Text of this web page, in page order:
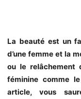
La beauté est un
d’une femme et la
ou le relâchement
féminine comme
article, vous